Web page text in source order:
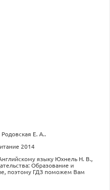
Е. А..
2014
языку Юхнель Н. В.,
Образование и
поэтому ГДЗ поможем Вам